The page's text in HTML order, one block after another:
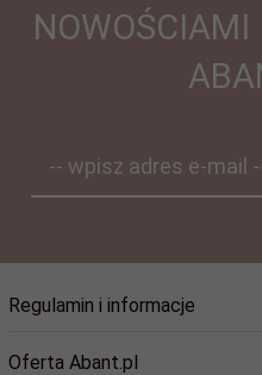
-- wpisz adres e-mail
Regulamin i informacje
Oferta Abant.pl